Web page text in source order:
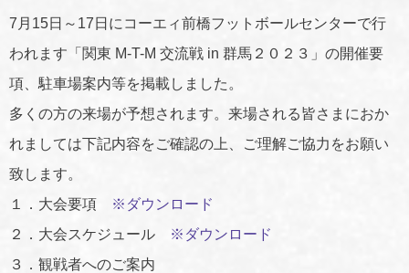
7月15日～17日にコーエィ前橋フットボールセンターで行
われます「関東 M-T-M 交流戦 in 群馬２０２３」の開催要
項、駐車場案内等を掲載しました。
多くの方の来場が予想されます。来場される皆さまにおか
れましては下記内容をご確認の上、ご理解ご協力をお願い
致します。
１．大会要項
※ダウンロード
２．大会スケジュール
※ダウンロード
３．観戦者へのご案内